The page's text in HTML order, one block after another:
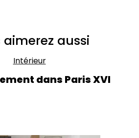
aimerez aussi
Intérieur
dans Paris XVI